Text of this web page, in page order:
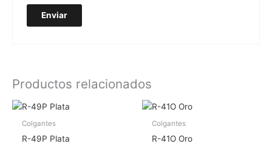
Productos relacionados
Colgantes
R-49P Plata
Colgantes
R-41O Oro